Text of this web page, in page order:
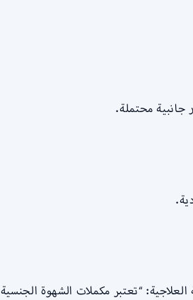
جانبية محتملة.
“تعتبر مكملات الشهوة الجنسية